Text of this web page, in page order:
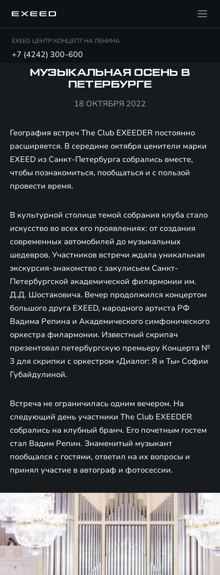
EXEED ЦЕНТР КОНЦЕПТ НА ЛЕНИНА
+7 (4242) 300-600
МУЗЫКАЛЬНАЯ ОСЕНЬ В
ПЕТЕРБУРГЕ
18 ОКТЯБРЯ 2022
География встреч The Club EXEEDER постоянно
расширяется. В середине октября ценители марки
EXEED из Санкт-Петербурга собрались вместе,
чтобы познакомиться, пообщаться и с пользой
провести время.
В культурной столице темой собрания клуба стало
искусство во всех его проявлениях: от создания
современных автомобилей до музыкальных
шедевров. Участников встречи ждала уникальная
экскурсия-знакомство с закулисьем Санкт-
Петербургской академической филармонии им.
Д.Д. Шостаковича. Вечер продолжился концертом
большого друга EXEED, народного артиста РФ
Вадима Репина и Академического симфонического
оркестра филармонии. Известный скрипач
презентовал петербургскую премьеру Концерта №
3 для скрипки с оркестром «Диалог: Я и Ты» Софии
Губайдулиной.
Встреча не ограничилась одним вечером. На
следующий день участники The Club EXEEDER
собрались на клубный бранч. Его почетным гостем
стал Вадим Репин. Знаменитый музыкант
пообщался с гостями, ответил на их вопросы и
принял участие в автограф и фотосессии.